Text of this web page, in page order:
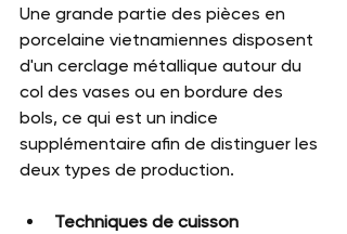
Une grande partie des pièces en
porcelaine vietnamiennes disposent
d'un cerclage métallique autour du
col des vases ou en bordure des
bols, ce qui est un indice
supplémentaire afin de distinguer les
deux types de production.
Techniques de cuisson